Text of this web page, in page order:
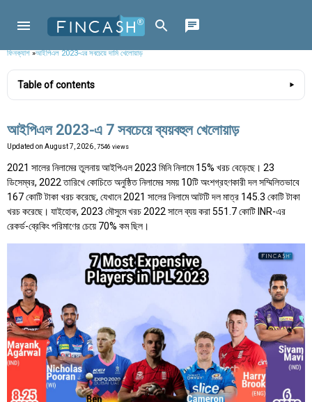
ফিনক্যাশ»আইপিএল 2023-এর সবচেয়ে দামি খেলোয়াড়
Table of contents
আইপিএল 2023-এ 7 সবচেয়ে ব্যয়বহুল খেলোয়াড়
Updated on August 7, 2026 , 7546 views
2021 সালের নিলামের তুলনায় আইপিএল 2023 মিনি নিলামে 15% খরচ বেড়েছে। 23
ডিসেম্বর, 2022 তারিখে কোচিতে অনুষ্ঠিত নিলামের সময় 10টি অংশগ্রহণকারী দল সম্মিলিতভাবে
167 কোটি টাকা খরচ করেছে, যেখানে 2021 সালের নিলামে আটটি দল মাত্র 145.3 কোটি টাকা
খরচ করেছে। যাইহোক, 2023 মৌসুমে খরচ 2022 সালে ব্যয় করা 551.7 কোটি INR-এর
রেকর্ড-ব্রেকিং পরিমাণের চেয়ে 70% কম ছিল।